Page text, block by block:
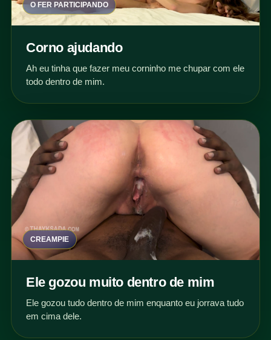
O FER PARTICIPANDO
Corno ajudando
Ah eu tinha que fazer meu corninho me chupar com ele
todo dentro de mim.
CREAMPIE
Ele gozou muito dentro de mim
Ele gozou tudo dentro de mim enquanto eu jorrava tudo
em cima dele.